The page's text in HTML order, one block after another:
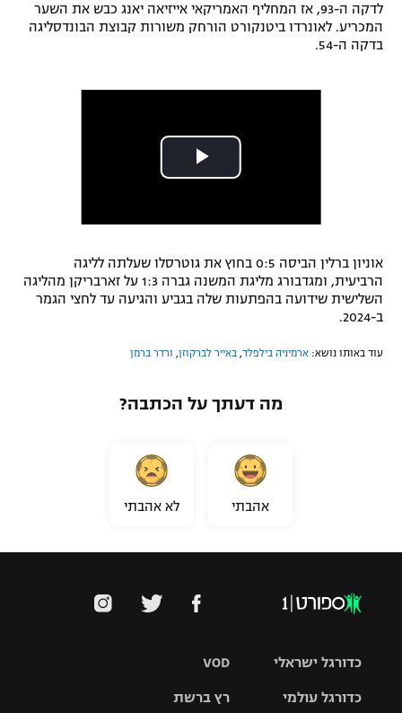
לדקה ה-93, אז המחליף האמריקאי אייזיאה יאנג כבש את השער
המכריע. לאונרדו ביטנקורט הורחק משורות קבוצת הבונדסליגה
בדקה ה-54.
אוניון ברלין הביסה 0:5 בחוץ את גוטרסלו שעלתה לליגה
הרביעית, ומגדבורג מליגת המשנה גברה 1:3 על זארבריקן מהליגה
השלישית שידועה בהפתעות שלה בגביע והגיעה עד לחצי הגמר
ב-2024.
עוד באותו נושא: ארמיניה בילפלד באייר לברקוזן ורדר ברמן
מה דעתך על הכתבה?
אהבתי לא אהבתי
VOD
רץ ברשת
כדורגל ישראלי
כדורגל עולמי